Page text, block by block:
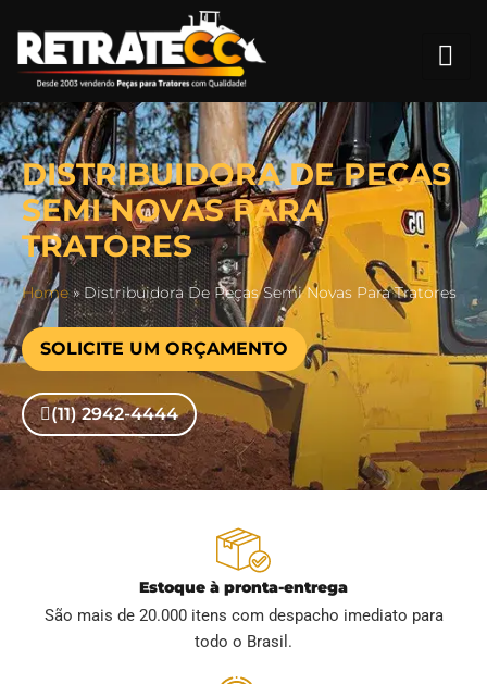
DISTRIBUIDORA DE PEÇAS
SEMI NOVAS PARA
TRATORES
Home»Distribuidora De Peças Semi Novas Para Tratores
SOLICITE UM ORÇAMENTO
(11) 2942-4444
Estoque à pronta-entrega
São mais de 20.000 itens com despacho imediato para
todo o Brasil.